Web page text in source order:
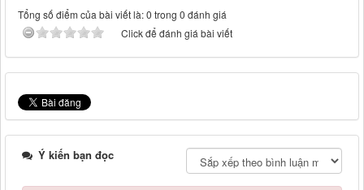
Tổng số điểm của bài viết là: 0 trong 0 đánh giá
Click để đánh giá bài viết
Ý kiến bạn đọc